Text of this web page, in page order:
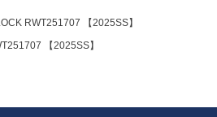
RWT251707 【2025SS】
【2025SS】